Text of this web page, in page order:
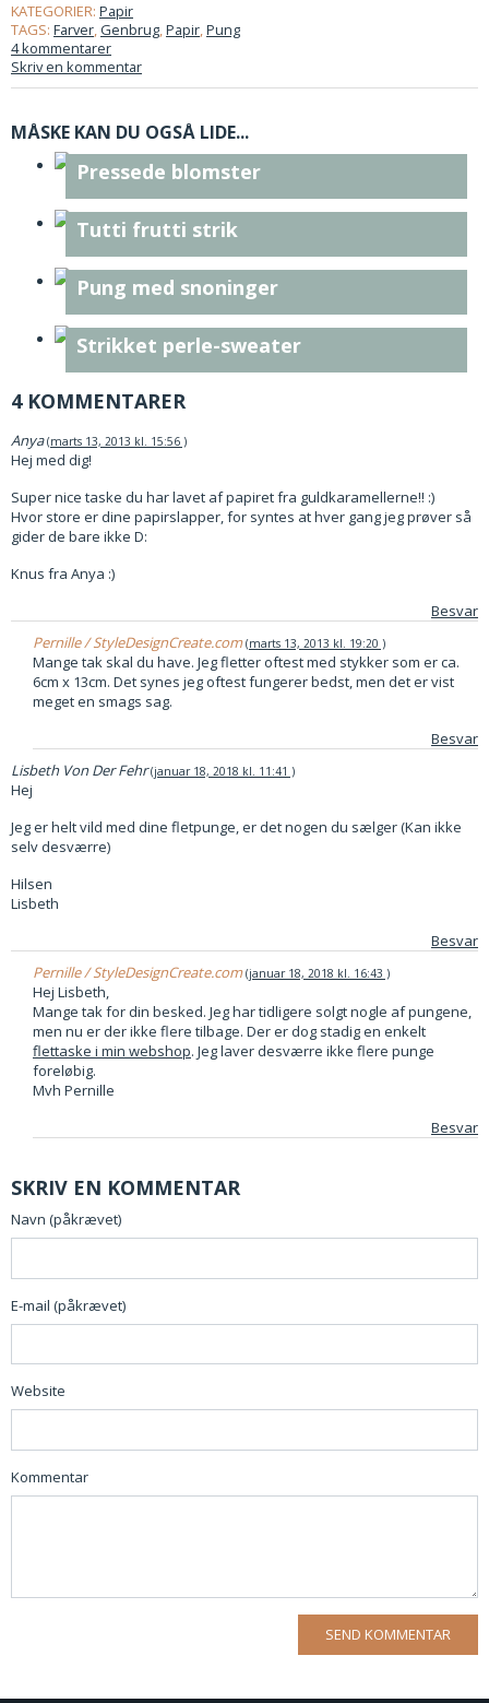
KATEGORIER: Papir
TAGS: Farver, Genbrug,Papir,Pung
4 kommentarer
Skriv en kommentar
MÅSKE KAN DU OGSÅ LIDE...
Pressede blomster
Tutti frutti strik
Pung med snoninger
Strikket perle-sweater
4 KOMMENTARER
Anya marts 13, 2013 kl. 15:56
Hej med dig!
Super nice taske du har lavet af papiret fra guldkaramellerne!! :)
Hvor store er dine papirslapper, for syntes at hver gang jeg prøver så
gider de bare ikke D:
Knus fra Anya :)
Besvar
Pernille / StyleDesignCreate.com marts 13, 2013 kl. 19:20
Mange tak skal du have. Jeg fletter oftest med stykker som er ca.
6cm x 13cm. Det synes jeg oftest fungerer bedst, men det er vist
meget en smags sag.
Besvar
Lisbeth Von Der Fehr januar 18, 2018 kl. 11:41
Hej
Jeg er helt vild med dine fletpunge, er det nogen du sælger (Kan ikke
selv desværre)
Hilsen
Lisbeth
Besvar
Pernille / StyleDesignCreate.com januar 18, 2018 kl. 16:43
Hej Lisbeth,
Mange tak for din besked. Jeg har tidligere solgt nogle af pungene,
men nu er der ikke flere tilbage. Der er dog stadig en enkelt
flettaske i min webshop. Jeg laver desværre ikke flere punge
foreløbig.
Mvh Pernille
Besvar
SKRIV EN KOMMENTAR
Navn (påkrævet)
E-mail (påkrævet)
Website
Kommentar